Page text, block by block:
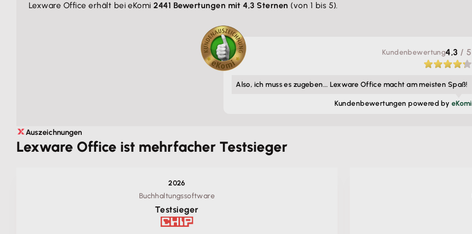
Kunden­bewertung4,3 / 5
Also, ich muss es zugeben... Lexware Office macht am meisten Spaß!
Kunden­bewertungen powered by eKomi
Lexware Office erhält bei eKomi2441 Bewertungen mit 4,3 Sternen (von 1 bis 5).
Auszeichnungen
Lexware Office ist mehrfacher Testsieger
2026
Buchhaltungssoftware
Testsieger